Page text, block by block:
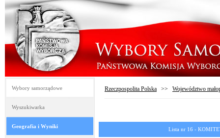
Wybory samorządowe
Wyszukiwarka
Geografia i Wyniki
Rzeczpospolita Polska >> Województwo
Lista nr 16 -